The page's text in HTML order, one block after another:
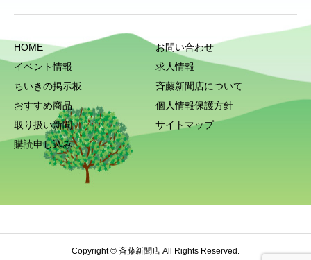
HOME
イベント情報
ちいきの掲示板
おすすめ商品
取り扱い新聞
購読申し込み
お問い合わせ
求人情報
斉藤新聞店について
個人情報保護方針
サイトマップ
Copyright © 斉藤新聞店 All Rights Reserved.